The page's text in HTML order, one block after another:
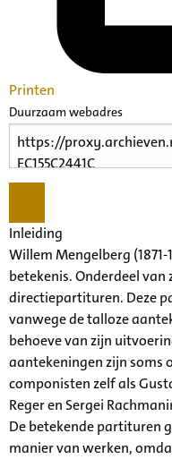
Printen
Duurzaam webadres
Inleiding
Willem Mengelberg
betekenis. Onderdeel van
directiepartituren. Deze
vanwege de talloze
behoeve van zijn
aantekeningen zijn
componisten zelf als
Reger en Sergei
De betekende partituren
manier van werken,